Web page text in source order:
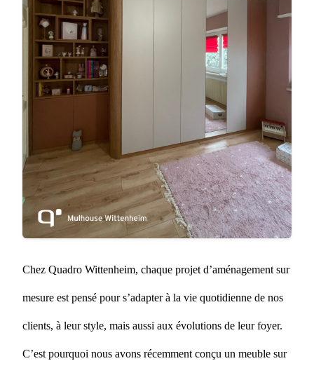
Chez Quadro Wittenheim, chaque projet d’aménagement sur
mesure est pensé pour s’adapter à la vie quotidienne de nos
clients, à leur style, mais aussi aux évolutions de leur foyer.
C’est pourquoi nous avons récemment conçu un meuble sur